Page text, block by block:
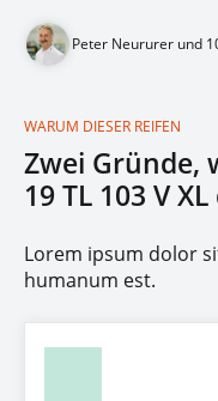
Peter Neururer und
WARUM DIESER REIFEN
Zwei Gründe,
19 TL 103 V
Lorem ipsum dolor
humanum est.